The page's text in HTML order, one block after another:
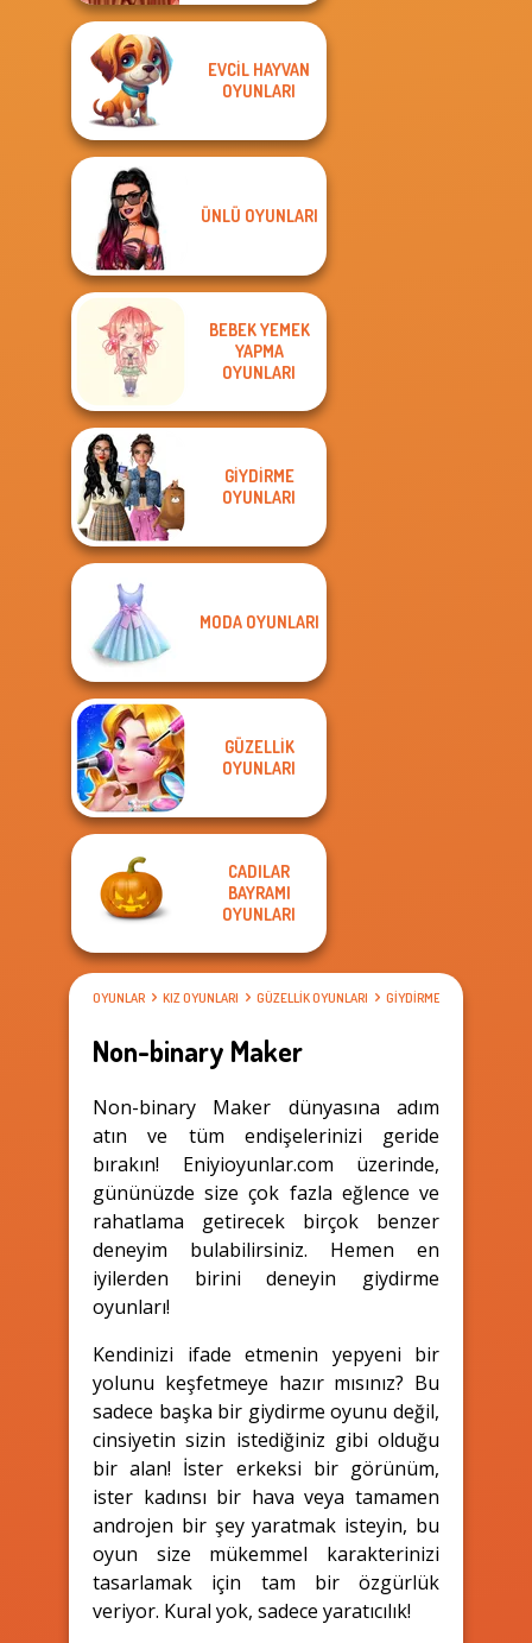
EVCIL HAYVAN
OYUNLARI
ÜNLÜ OYUNLARI
BEBEK YEMEK
YAPMA
OYUNLARI
GIYDIRME
OYUNLARI
MODA OYUNLARI
GÜZELLIK
OYUNLARI
CADILAR
BAYRAMI
OYUNLARI
OYUNLAR KIZ OYUNLARI GÜZELLIK OYUNLARI GIYDIRME OYUNLARI
Non-binary Maker
Non-binary Maker dünyasına adım
atın ve tüm endişelerinizi geride
bırakın! Eniyioyunlar.com üzerinde,
gününüzde size çok fazla eğlence ve
rahatlama getirecek birçok benzer
deneyim bulabilirsiniz. Hemen en
iyilerden birini deneyin giydirme
oyunları!
Kendinizi ifade etmenin yepyeni bir
yolunu keşfetmeye hazır mısınız? Bu
sadece başka bir giydirme oyunu değil,
cinsiyetin sizin istediğiniz gibi olduğu
bir alan! İster erkeksi bir görünüm,
ister kadınsı bir hava veya tamamen
androjen bir şey yaratmak isteyin, bu
oyun size mükemmel karakterinizi
tasarlamak için tam bir özgürlük
veriyor. Kural yok, sadece yaratıcılık!